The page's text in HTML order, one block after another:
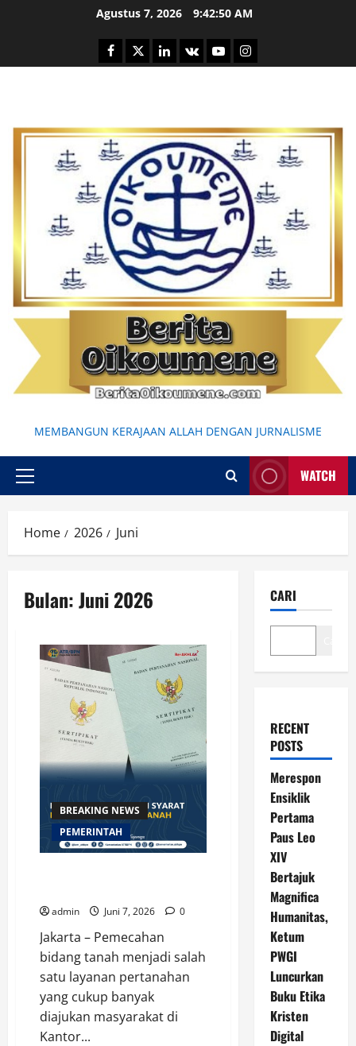
Agustus 7, 2026 9:42:52 AM
Facebook
TwitterLinkedin
VK YoutubeInstagram
MEMBANGUN KERAJAAN ALLAH DENGAN JURNALISME
Primary
WATCH
Home 2026 Juni
Bulan:Juni 2026
BREAKING NEWS
PEMERINTAH
admin Juni 7, 2026 0
Jakarta – Pemecahan
bidang tanah menjadi salah
satu layanan pertanahan
yang cukup banyak
diajukan masyarakat di
Kantor...
CARI
RECENT
POSTS
Merespon
Ensiklik
Pertama
Paus Leo
XIV
Bertajuk
Magnifica
Humanitas,
Ketum
PWGI
Luncurkan
Buku Etika
Kristen
Digital